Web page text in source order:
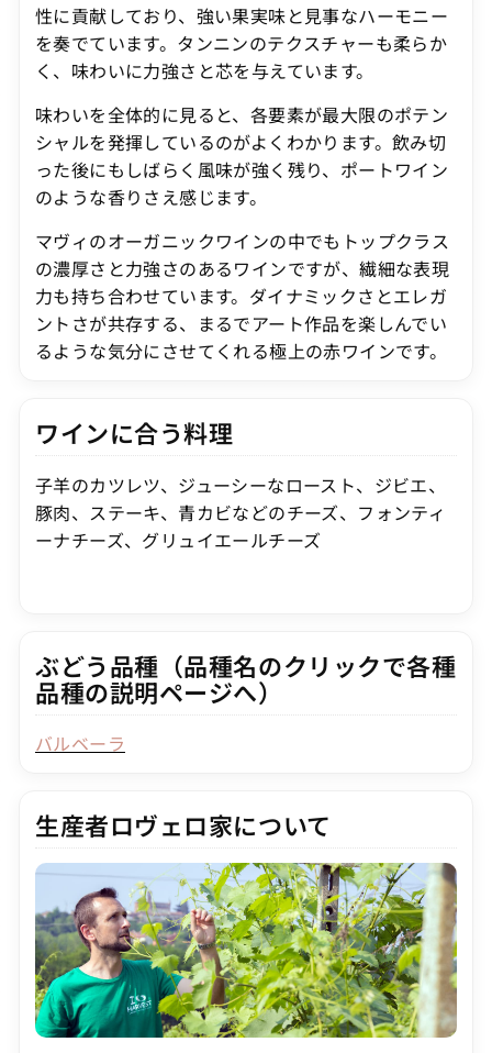
性に貢献しており、強い果実味と見事なハーモニー
を奏でています。タンニンのテクスチャーも柔らか
く、味わいに力強さと芯を与えています。
味わいを全体的に見ると、各要素が最大限のポテン
シャルを発揮しているのがよくわかります。飲み切
った後にもしばらく風味が強く残り、ポートワイン
のような香りさえ感じます。
マヴィのオーガニックワインの中でもトップクラス
の濃厚さと力強さのあるワインですが、繊細な表現
力も持ち合わせています。ダイナミックさとエレガ
ントさが共存する、まるでアート作品を楽しんでい
るような気分にさせてくれる極上の赤ワインです。
ワインに合う料理
子羊のカツレツ、ジューシーなロースト、ジビエ、
豚肉、ステーキ、青カビなどのチーズ、フォンティ
ーナチーズ、グリュイエールチーズ
ぶどう品種（品種名のクリックで各種
品種の説明ページへ）
バルベーラ
生産者ロヴェロ家について